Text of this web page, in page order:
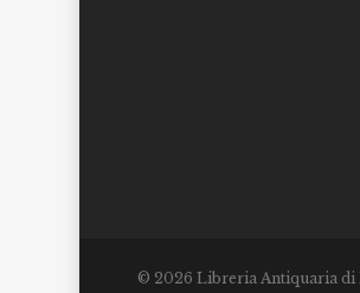
© 2026 Libreria Antiquaria di